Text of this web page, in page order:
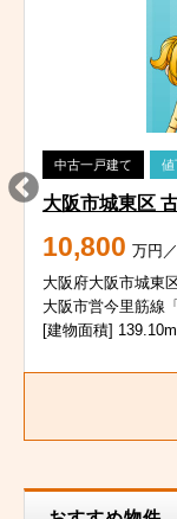
中古一戸建て 値
大阪市城東区
10,800 万円
大阪府大阪市城東
大阪市営今里筋線
[建物面積] 139.10m